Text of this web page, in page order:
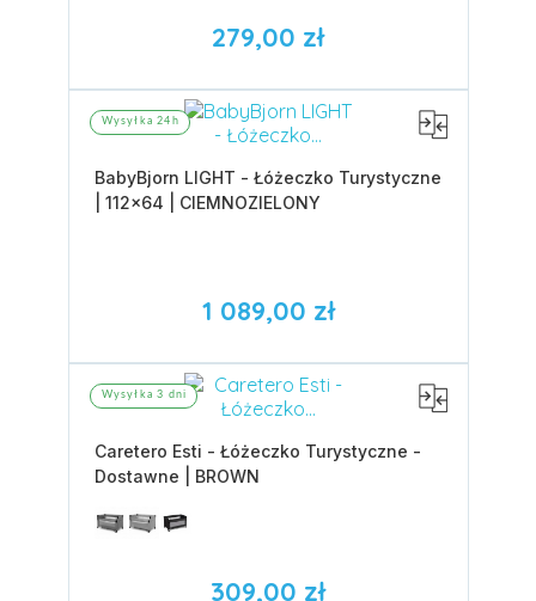
279,00 zł
Wysyłka 24h
BabyBjorn LIGHT - Łóżeczko Turystyczne
| 112x64 | CIEMNOZIELONY
1 089,00 zł
Wysyłka 3 dni
Caretero Esti - Łóżeczko Turystyczne -
Dostawne | BROWN
309,00 zł